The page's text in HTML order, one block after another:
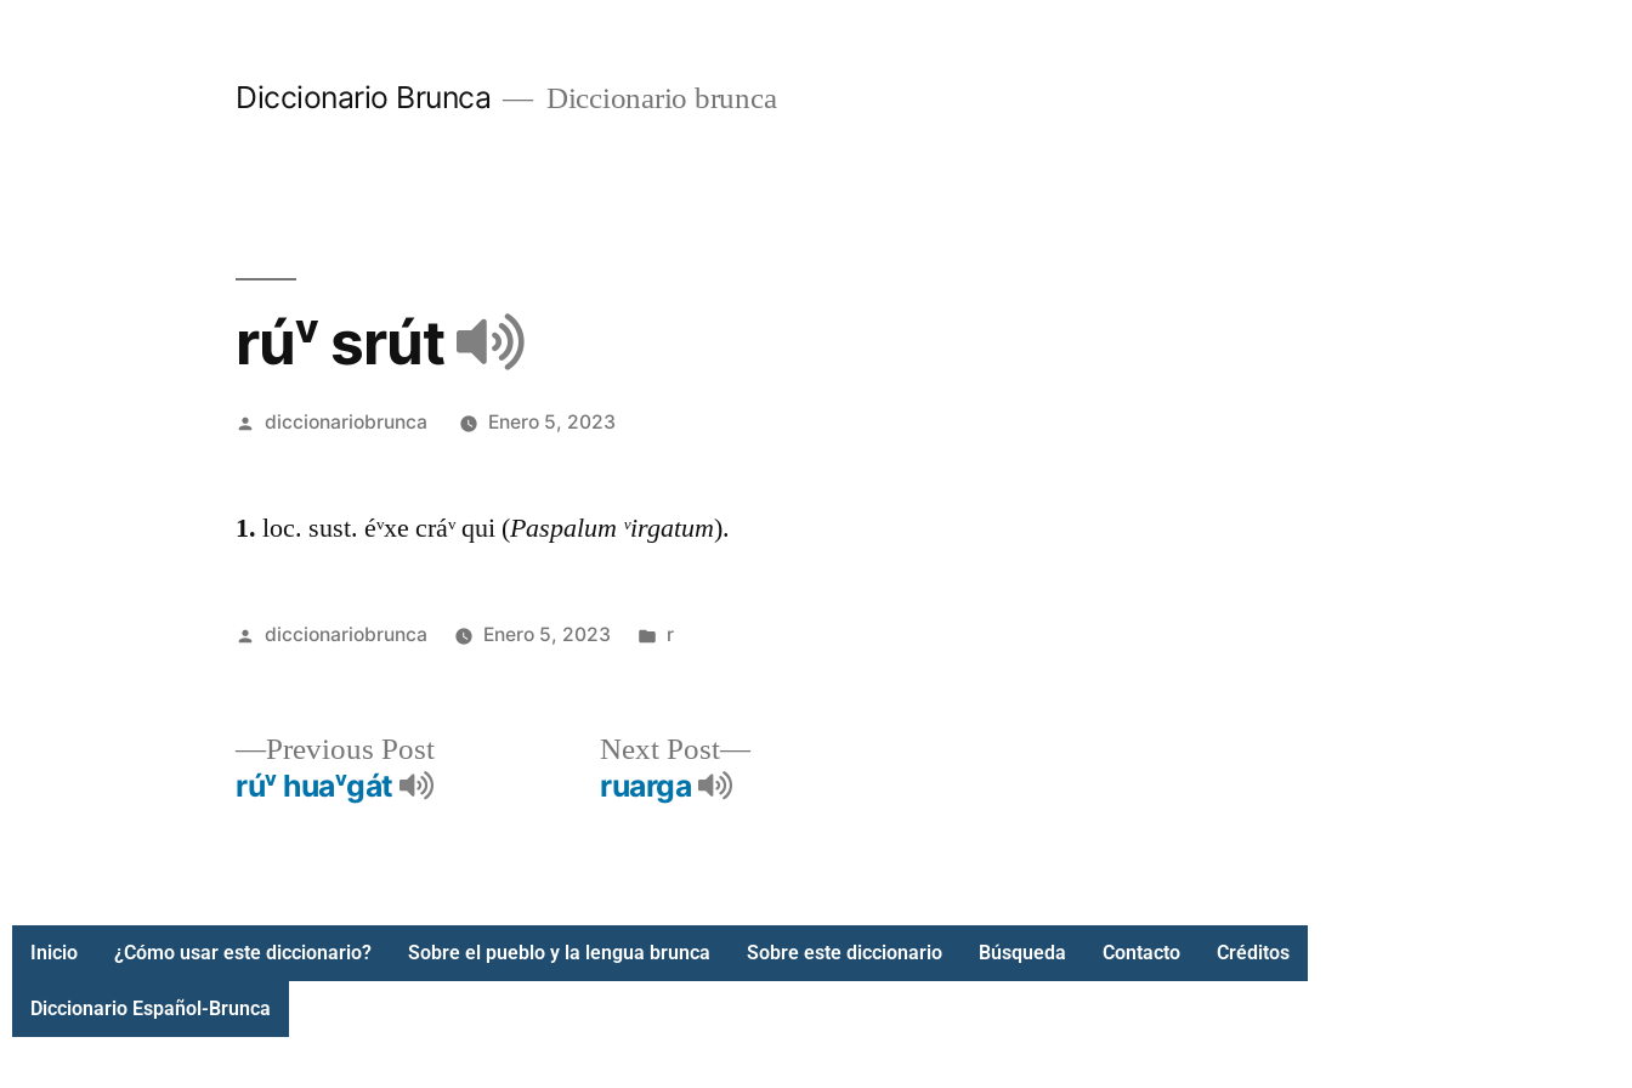
Diccionario Brunca Diccionario brunca
rúᵛ srút
diccionariobrunca Enero 5, 2023
1. loc. sust. éᵛxe cráᵛ qui (Paspalum ᵛirgatum).
diccionariobrunca Enero 5, 2023 r
Previous Post
rúᵛ huaᵛgát
Next Post
ruarga
Inicio ¿Cómo usar este diccionario? Sobre el pueblo y la lengua brunca Sobre este diccionario Búsqueda Contacto Créditos
Diccionario Español-Brunca